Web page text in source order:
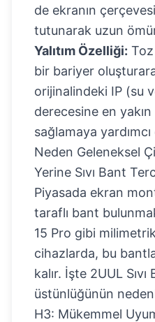
de ekranın
tutunarak uzun
Yalıtım Özelliği: Toz
bir bariyer
orijinalindeki IP (su
derecesine en
sağlamaya yardımcı
Neden Geleneksel
Yerine Sıvı Bant
Piyasada ekran
taraflı bant
15 Pro gibi
cihazlarda, bu
kalır. İşte 2UUL Sıvı
üstünlüğünün
H3: Mükemmel